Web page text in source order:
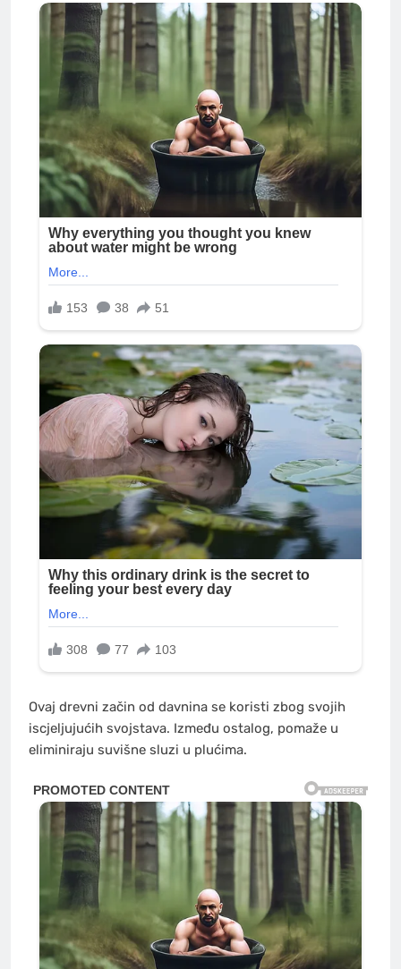
Ovaj drevni začin od davnina se koristi zbog svojih
iscjeljujućih svojstava. Između ostalog, pomaže u
eliminiraju suvišne sluzi u plućima.